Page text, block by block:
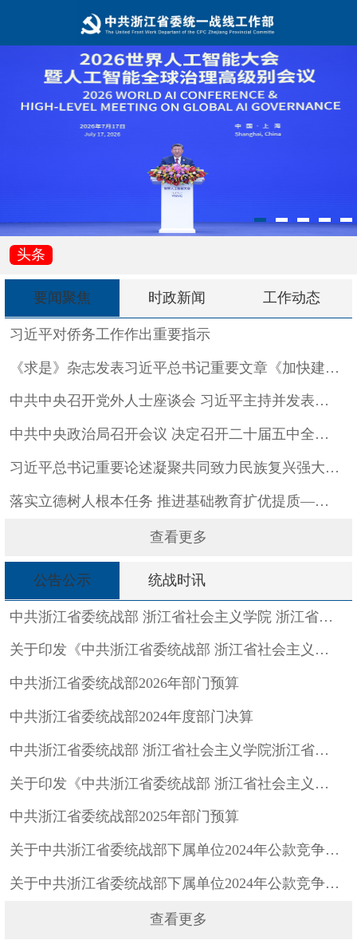
头条
要闻聚焦 时政新闻 工作动态
习近平对侨务工作作出重要指示
《求是》杂志发表习近平总书记重要文章《加快建设健康中国》
中共中央召开党外人士座谈会 习近平主持并发表重要讲话
中共中央政治局召开会议 决定召开二十届五中全会 分析研究当前...
习近平总书记重要论述凝聚共同致力民族复兴强大力量
落实立德树人根本任务 推进基础教育扩优提质——习近平总书记重...
查看更多
公告公示 统战时讯
中共浙江省委统战部 浙江省社会主义学院 浙江省统一战线理论研...
关于印发《中共浙江省委统战部 浙江省社会主义学院 浙江省统一...
中共浙江省委统战部2026年部门预算
中共浙江省委统战部2024年度部门决算
中共浙江省委统战部 浙江省社会主义学院浙江省统一战线理论研究...
关于印发《中共浙江省委统战部 浙江省社会主义学院 浙江省统一...
中共浙江省委统战部2025年部门预算
关于中共浙江省委统战部下属单位2024年公款竞争性存放的中标...
关于中共浙江省委统战部下属单位2024年公款竞争性存放的公开...
查看更多